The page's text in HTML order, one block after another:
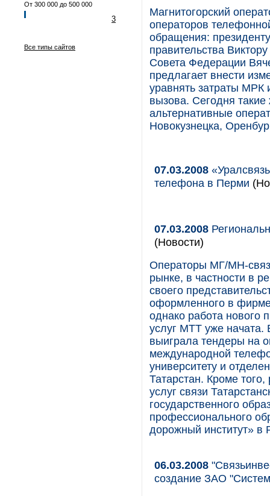
От 300 000 до 500 000
3
Все типы сайтов
Магнитогорский
операторов
обращения:
правительства
Совета Федерации
предлагает внести
уравнять затраты МРК
вызова. Сегодня
альтернативные
Новокузнецка,
07.03.2008
телефона в Перми
07.03.2008
(Новости)
Операторы МГ/МН-
рынке, в частности в
своего
оформленного в
однако работа нового
услуг МТТ уже начата.
выиграла тендеры на
международной
университету и
Татарстан. Кроме
услуг связи
государственного
профессионального
дорожный институт» в
06.03.2008
создание ЗАО